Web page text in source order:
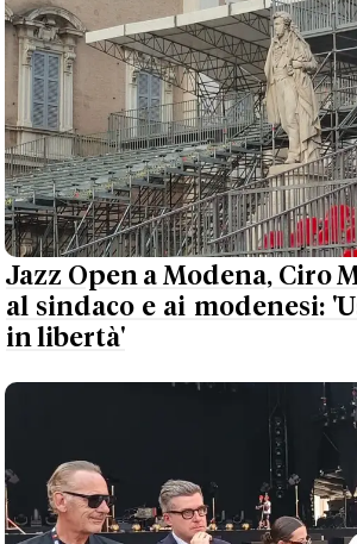
Jazz Open a Modena, Ciro
al sindaco e ai modenesi:
in libertà'